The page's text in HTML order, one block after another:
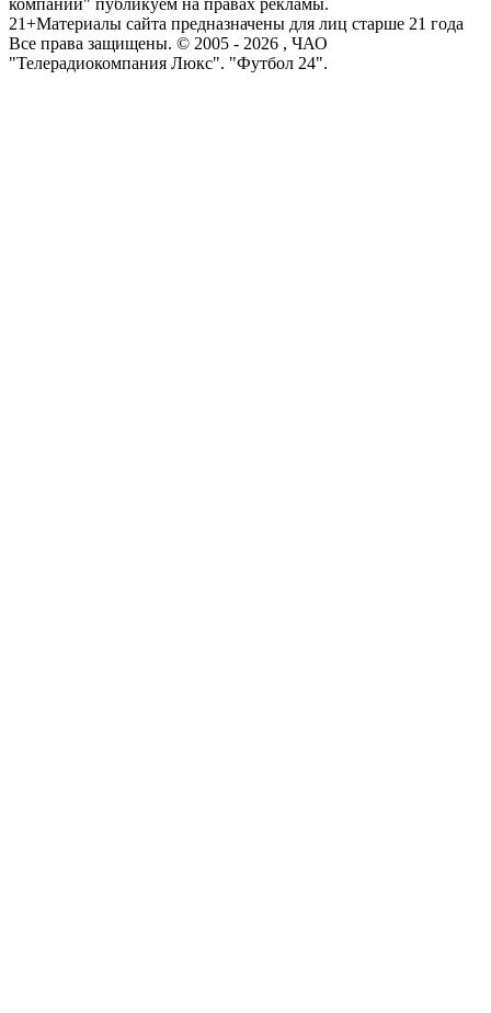
компаний" публикуем на правах рекламы.
21+Материалы сайта предназначены для лиц старше 21 года
Все права защищены. © 2005 - 2026 , ЧАО
"Телерадиокомпания Люкс". "Футбол 24".